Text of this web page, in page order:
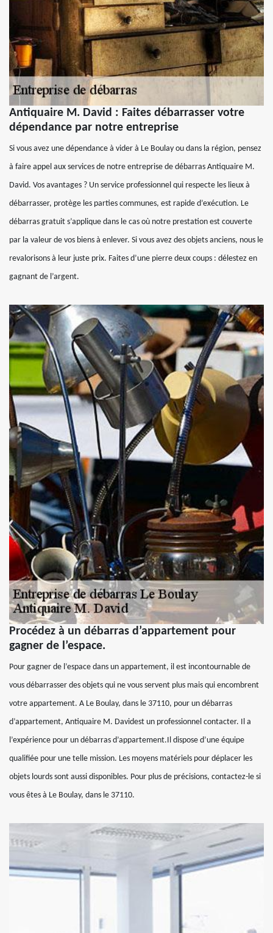
Antiquaire M. David : Faites débarrasser votre
dépendance par notre entreprise
Si vous avez une dépendance à vider à Le Boulay ou dans la région, pensez
à faire appel aux services de notre entreprise de débarras Antiquaire M.
David. Vos avantages ? Un service professionnel qui respecte les lieux à
débarrasser, protège les parties communes, est rapide d’exécution. Le
débarras gratuit s’applique dans le cas où notre prestation est couverte
par la valeur de vos biens à enlever. Si vous avez des objets anciens, nous le
revalorisons à leur juste prix. Faites d’une pierre deux coups : délestez en
gagnant de l’argent.
Procédez à un débarras d’appartement pour
gagner de l’espace.
Pour gagner de l’espace dans un appartement, il est incontournable de
vous débarrasser des objets qui ne vous servent plus mais qui encombrent
votre appartement. A Le Boulay, dans le 37110, pour un débarras
d’appartement, Antiquaire M. Davidest un professionnel contacter. Il a
l’expérience pour un débarras d’appartement.Il dispose d’une équipe
qualifiée pour une telle mission. Les moyens matériels pour déplacer les
objets lourds sont aussi disponibles. Pour plus de précisions, contactez-le si
vous êtes à Le Boulay, dans le 37110.